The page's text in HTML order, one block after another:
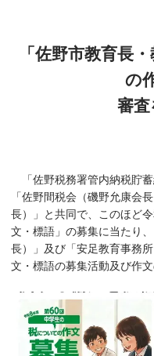
「佐野市教育長
の
審査
「佐野税務署管内納税貯蓄
「佐野間税会（磯野允康会
長）」と共同で、このほど
文・標語」の募集に当たり
長）」及び「安足教育事務
文・標語の募集活動及び作